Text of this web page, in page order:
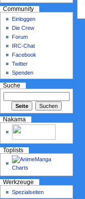
Community
Einloggen
Die Crew
Forum
IRC-Chat
Facebook
Twitter
Spenden
Suche
Nakama
Toplists
Werkzeuge
Spezialseiten